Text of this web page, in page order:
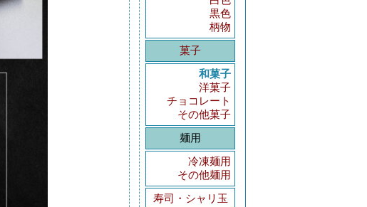
黒色
柄物
菓子
和菓子
洋菓子
チョコレート
その他菓子
麺用
冷凍麺用
その他麺用
寿司・シャリ玉